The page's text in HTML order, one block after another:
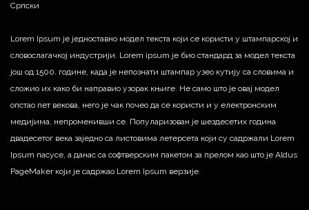
Српски
Lorem Ipsum је једноставно модел текста који се користи у штампарској и
словослагачкој индустрији. Lorem ipsum је био стандард за модел текста
још од 1500. године, када је непознати штампар узео кутију са словима и
сложио их како би направио узорак књиге. Не само што је овај модел
опстао пет векова, него је чак почео да се користи и у електронским
медијима, непроменивши се. Популаризован је шездесетих година
двадесетог века заједно са листовима летерсета који су садржали Lorem
Ipsum пасусе, а данас са софтверским пакетом за прелом као што је Aldus
PageMaker који је садржао Lorem Ipsum верзије.